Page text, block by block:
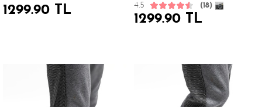
1299.90 TL 4.5 (18)
1299.90 TL